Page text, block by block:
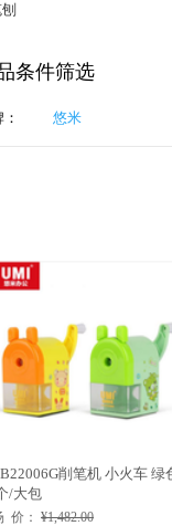
条件筛选
悠米
削笔机 小火车 绿
/大包
价： ¥1,482.00